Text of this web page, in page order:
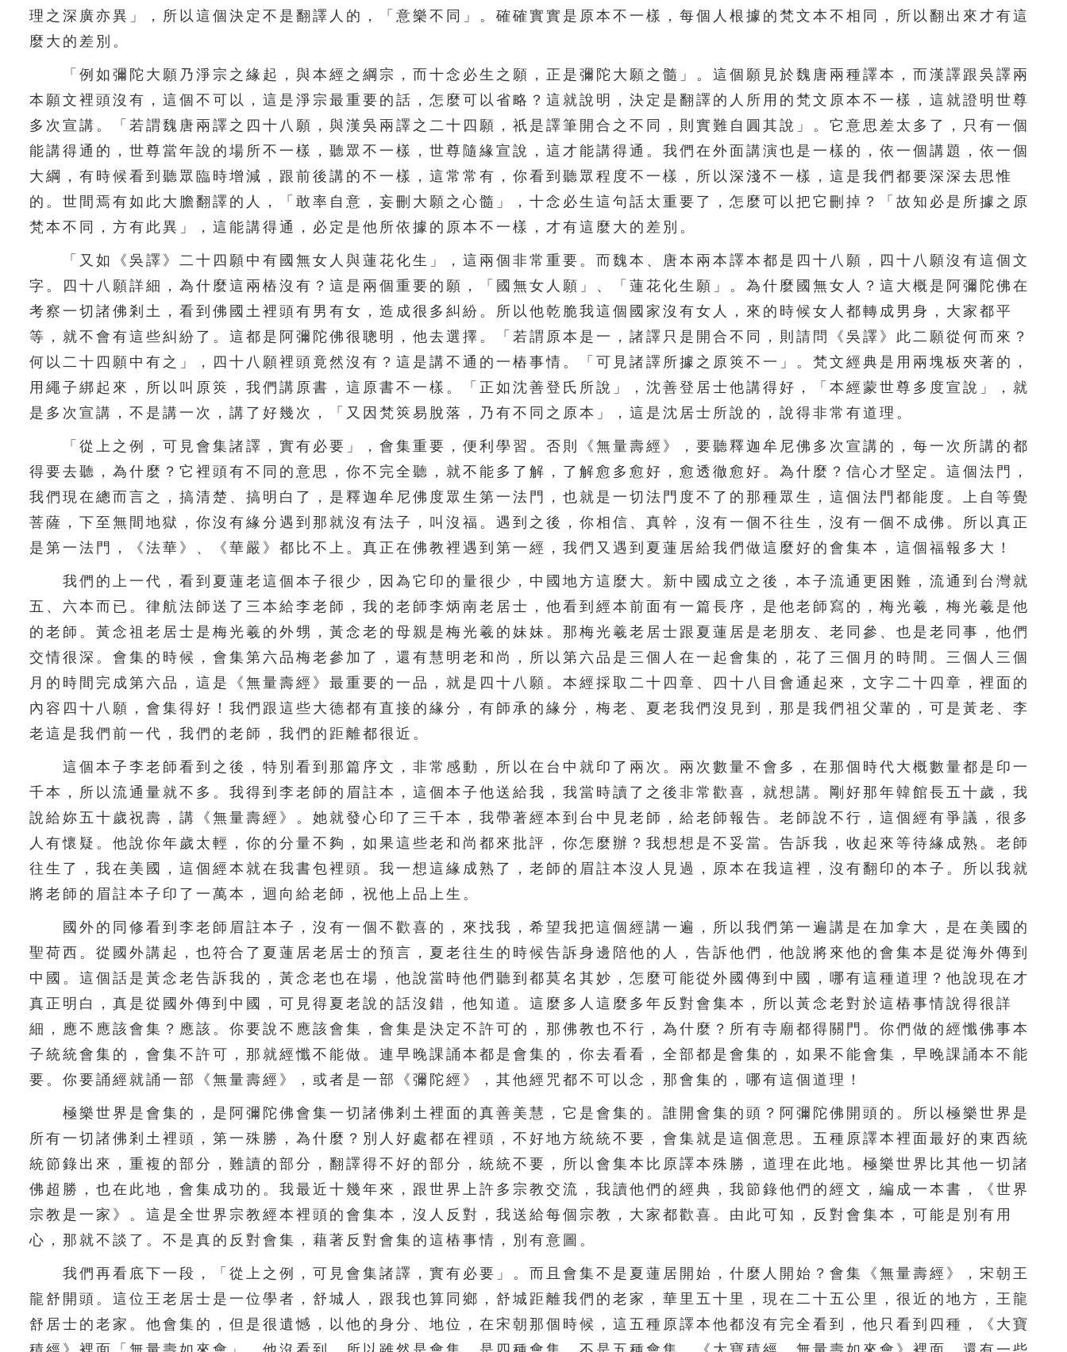
166 167 168 169 170
176 177 178 179 180
181 182 183 184 185
186 187 188 189 190
191 192 193 194 195
201 202 203 204 205
211 212 213 214 215
221 222 223 224 225
226 227 228 229 230
231 232 233 234 235
236 237 238 239 240
246 247 248 249 250
256 257 258 259 260
266 267 268 269 270
271 272 273 274 275
276 277 278 279 280
286 287 288 289 290
291 292 293 294 295
296 297 298 299 300
301 302 303 304 305
306
316 317 318 319 320
331 332 333 334 335
336 337 338 340
理之深廣亦異」，所以這個決定不是翻譯人的，「意樂不同」。確確實實是原本不一樣，每個人根據的梵文本不相同，所以翻出來才有這
麼大的差別。
「例如彌陀大願乃淨宗之緣起，與本經之綱宗，而十念必生之願，正是彌陀大願之髓」。這個願見於魏唐兩種譯本，而漢譯跟吳譯兩
本願文裡頭沒有，這個不可以，這是淨宗最重要的話，怎麼可以省略？這就說明，決定是翻譯的人所用的梵文原本不一樣，這就證明世尊
多次宣講。「若謂魏唐兩譯之四十八願，與漢吳兩譯之二十四願，祇是譯筆開合之不同，則實難自圓其說」。它意思差太多了，只有一個
能講得通的，世尊當年說的場所不一樣，聽眾不一樣，世尊隨緣宣說，這才能講得通。我們在外面講演也是一樣的，依一個講題，依一個
大綱，有時候看到聽眾臨時增減，跟前後講的不一樣，這常常有，你看到聽眾程度不一樣，所以深淺不一樣，這是我們都要深深去思惟
的。世間焉有如此大膽翻譯的人，「敢率自意，妄刪大願之心髓」，十念必生這句話太重要了，怎麼可以把它刪掉？「故知必是所據之原
梵本不同，方有此異」，這能講得通，必定是他所依據的原本不一樣，才有這麼大的差別。
「又如《吳譯》二十四願中有國無女人與蓮花化生」，這兩個非常重要。而魏本、唐本兩本譯本都是四十八願，四十八願沒有這個文
字。四十八願詳細，為什麼這兩樁沒有？這是兩個重要的願，「國無女人願」、「蓮花化生願」。為什麼國無女人？這大概是阿彌陀佛在
考察一切諸佛剎土，看到佛國土裡頭有男有女，造成很多糾紛。所以他乾脆我這個國家沒有女人，來的時候女人都轉成男身，大家都平
等，就不會有這些糾紛了。這都是阿彌陀佛很聰明，他去選擇。「若謂原本是一，諸譯只是開合不同，則請問《吳譯》此二願從何而來？
何以二十四願中有之」，四十八願裡頭竟然沒有？這是講不通的一樁事情。「可見諸譯所據之原筴不一」。梵文經典是用兩塊板夾著的，
用繩子綁起來，所以叫原筴，我們講原書，這原書不一樣。「正如沈善登氏所說」，沈善登居士他講得好，「本經蒙世尊多度宣說」，就
是多次宣講，不是講一次，講了好幾次，「又因梵筴易脫落，乃有不同之原本」，這是沈居士所說的，說得非常有道理。
「從上之例，可見會集諸譯，實有必要」，會集重要，便利學習。否則《無量壽經》，要聽釋迦牟尼佛多次宣講的，每一次所講的都
得要去聽，為什麼？它裡頭有不同的意思，你不完全聽，就不能多了解，了解愈多愈好，愈透徹愈好。為什麼？信心才堅定。這個法門，
我們現在總而言之，搞清楚、搞明白了，是釋迦牟尼佛度眾生第一法門，也就是一切法門度不了的那種眾生，這個法門都能度。上自等覺
菩薩，下至無間地獄，你沒有緣分遇到那就沒有法子，叫沒福。遇到之後，你相信、真幹，沒有一個不往生，沒有一個不成佛。所以真正
是第一法門，《法華》、《華嚴》都比不上。真正在佛教裡遇到第一經，我們又遇到夏蓮居給我們做這麼好的會集本，這個福報多大！
我們的上一代，看到夏蓮老這個本子很少，因為它印的量很少，中國地方這麼大。新中國成立之後，本子流通更困難，流通到台灣就
五、六本而已。律航法師送了三本給李老師，我的老師李炳南老居士，他看到經本前面有一篇長序，是他老師寫的，梅光羲，梅光羲是他
的老師。黃念祖老居士是梅光羲的外甥，黃念老的母親是梅光羲的妹妹。那梅光羲老居士跟夏蓮居是老朋友、老同參、也是老同事，他們
交情很深。會集的時候，會集第六品梅老參加了，還有慧明老和尚，所以第六品是三個人在一起會集的，花了三個月的時間。三個人三個
月的時間完成第六品，這是《無量壽經》最重要的一品，就是四十八願。本經採取二十四章、四十八目會通起來，文字二十四章，裡面的
內容四十八願，會集得好！我們跟這些大德都有直接的緣分，有師承的緣分，梅老、夏老我們沒見到，那是我們祖父輩的，可是黃老、李
老這是我們前一代，我們的老師，我們的距離都很近。
這個本子李老師看到之後，特別看到那篇序文，非常感動，所以在台中就印了兩次。兩次數量不會多，在那個時代大概數量都是印一
千本，所以流通量就不多。我得到李老師的眉註本，這個本子他送給我，我當時讀了之後非常歡喜，就想講。剛好那年韓館長五十歲，我
說給妳五十歲祝壽，講《無量壽經》。她就發心印了三千本，我帶著經本到台中見老師，給老師報告。老師說不行，這個經有爭議，很多
人有懷疑。他說你年歲太輕，你的分量不夠，如果這些老和尚都來批評，你怎麼辦？我想想是不妥當。告訴我，收起來等待緣成熟。老師
往生了，我在美國，這個經本就在我書包裡頭。我一想這緣成熟了，老師的眉註本沒人見過，原本在我這裡，沒有翻印的本子。所以我就
將老師的眉註本子印了一萬本，迴向給老師，祝他上品上生。
國外的同修看到李老師眉註本子，沒有一個不歡喜的，來找我，希望我把這個經講一遍，所以我們第一遍講是在加拿大，是在美國的
聖荷西。從國外講起，也符合了夏蓮居老居士的預言，夏老往生的時候告訴身邊陪他的人，告訴他們，他說將來他的會集本是從海外傳到
中國。這個話是黃念老告訴我的，黃念老也在場，他說當時他們聽到都莫名其妙，怎麼可能從外國傳到中國，哪有這種道理？他說現在才
真正明白，真是從國外傳到中國，可見得夏老說的話沒錯，他知道。這麼多人這麼多年反對會集本，所以黃念老對於這樁事情說得很詳
細，應不應該會集？應該。你要說不應該會集，會集是決定不許可的，那佛教也不行，為什麼？所有寺廟都得關門。你們做的經懺佛事本
子統統會集的，會集不許可，那就經懺不能做。連早晚課誦本都是會集的，你去看看，全部都是會集的，如果不能會集，早晚課誦本不能
要。你要誦經就誦一部《無量壽經》，或者是一部《彌陀經》，其他經咒都不可以念，那會集的，哪有這個道理！
極樂世界是會集的，是阿彌陀佛會集一切諸佛剎土裡面的真善美慧，它是會集的。誰開會集的頭？阿彌陀佛開頭的。所以極樂世界是
所有一切諸佛剎土裡頭，第一殊勝，為什麼？別人好處都在裡頭，不好地方統統不要，會集就是這個意思。五種原譯本裡面最好的東西統
統節錄出來，重複的部分，難讀的部分，翻譯得不好的部分，統統不要，所以會集本比原譯本殊勝，道理在此地。極樂世界比其他一切諸
佛超勝，也在此地，會集成功的。我最近十幾年來，跟世界上許多宗教交流，我讀他們的經典，我節錄他們的經文，編成一本書，《世界
宗教是一家》。這是全世界宗教經本裡頭的會集本，沒人反對，我送給每個宗教，大家都歡喜。由此可知，反對會集本，可能是別有用
心，那就不談了。不是真的反對會集，藉著反對會集的這樁事情，別有意圖。
我們再看底下一段，「從上之例，可見會集諸譯，實有必要」。而且會集不是夏蓮居開始，什麼人開始？會集《無量壽經》，宋朝王
龍舒開頭。這位王老居士是一位學者，舒城人，跟我也算同鄉，舒城距離我們的老家，華里五十里，現在二十五公里，很近的地方，王龍
舒居士的老家。他會集的，但是很遺憾，以他的身分、地位，在宋朝那個時候，這五種原譯本他都沒有完全看到，他只看到四種，《大寶